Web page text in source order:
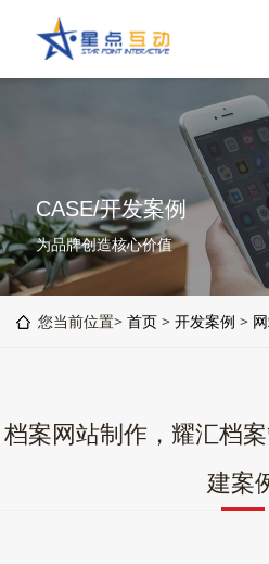
CASE/开发案例
为品牌创造核心价值
您当前位置> 首页 > 开发案例 >
档案网站制作，耀汇档
建案